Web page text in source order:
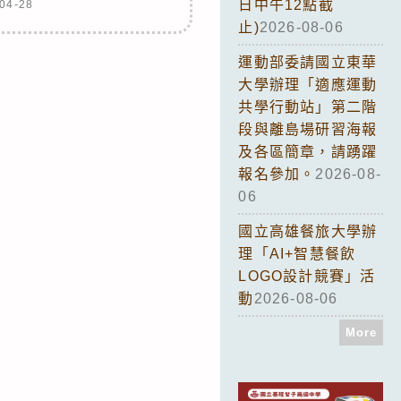
28
日中午12點截
止)2026-08-06
運動部委請國立東華
大學辦理「適應運動
共學行動站」第二階
段與離島場研習海報
及各區簡章，請踴躍
報名參加。 2026-08-
06
國立高雄餐旅大學辦
理「AI+智慧餐飲
LOGO設計競賽」活
動 2026-08-06
More